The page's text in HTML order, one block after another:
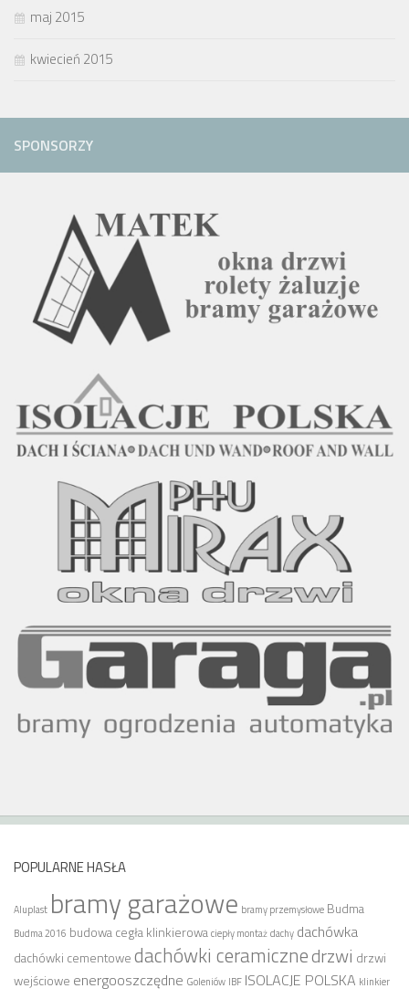
maj 2015
kwiecień 2015
SPONSORZY
POPULARNE HASŁA
Aluplast bramy garażowe bramy przemysłowe Budma
Budma 2016 budowa cegła klinkierowaciepły montażdachy dachówka
dachówki cementowe dachówki ceramicznedrzwi drzwi
wejściowe energooszczędne Goleniów IBF ISOLACJE POLSKA klinkier